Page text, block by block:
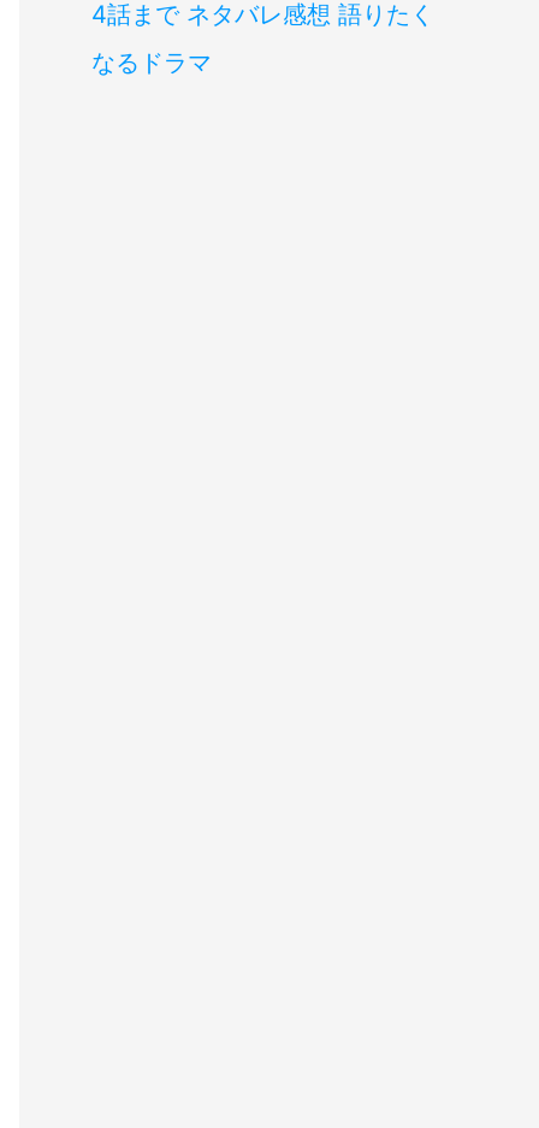
4話まで ネタバレ感想 語りたく
なるドラマ